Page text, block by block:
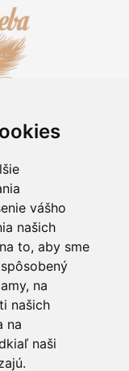
vášho
našich
to, aby sme
na
našich
na
naši